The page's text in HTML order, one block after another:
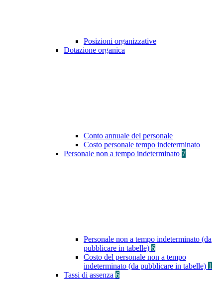
Posizioni organizzative
Dotazione organica
Conto annuale del personale
Costo personale tempo indeterminato
Personale non a tempo indeterminato 7
Personale non a tempo indeterminato (da
pubblicare in tabelle) 6
Costo del personale non a tempo
indeterminato (da pubblicare in tabelle) 1
Tassi di assenza 6